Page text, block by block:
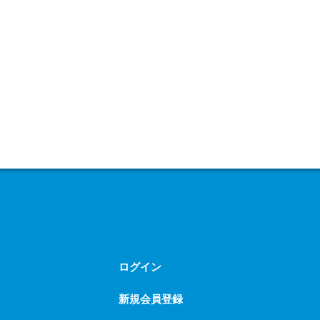
ログイン
新規会員登録